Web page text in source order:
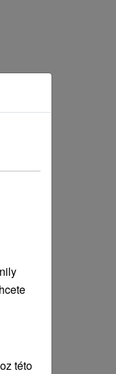
této